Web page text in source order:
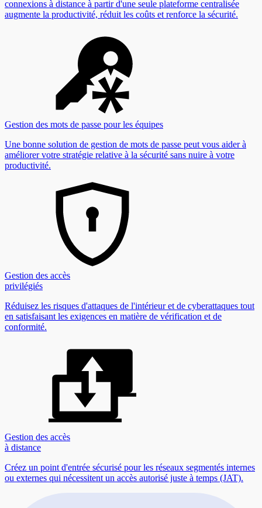
connexions à distance à partir d'une seule plateforme centralisée
augmente la productivité, réduit les coûts et renforce la sécurité.
Gestion des mots de passe pour les équipes
Une bonne solution de gestion de mots de passe peut vous aider à
améliorer votre stratégie relative à la sécurité sans nuire à votre
productivité.
Gestion des accès
privilégiés
Réduisez les risques d'attaques de l'intérieur et de cyberattaques tout
en satisfaisant les exigences en matière de vérification et de
conformité.
Gestion des accès
à distance
Créez un point d'entrée sécurisé pour les réseaux segmentés internes
ou externes qui nécessitent un accès autorisé juste à temps (JAT).